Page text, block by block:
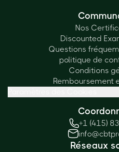
Nos
Discounted
Questions
politique de
Conditions
Remboursement
+1 (415)
Réseaux